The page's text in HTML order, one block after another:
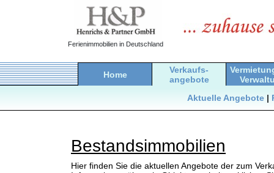
Ferienimmobilien in Deutschland
Home
Verkaufs-
angebote
Aktuelle Angebote|
Bestandsimmobilien
Hier finden Sie die aktuellen Angebote der zum